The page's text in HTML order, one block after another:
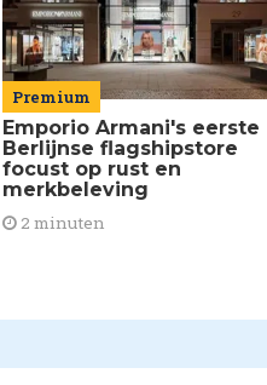
Premium
Emporio Armani's eerste
Berlijnse flagshipstore
focust op rust en
merkbeleving
2 minuten